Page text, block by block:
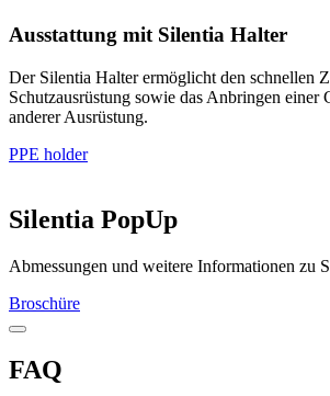
Ausstattung mit Silentia Halter
Der Silentia Halter ermöglicht den schnellen
Schutzausrüstung sowie das Anbringen einer
anderer Ausrüstung.
PPE holder
Silentia PopUp
Abmessungen und weitere Informationen zu
Broschüre
FAQ